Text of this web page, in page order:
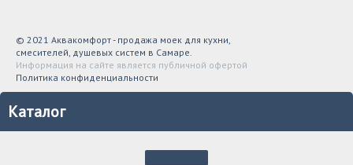
© 2021 Аквакомфорт - продажа моек для кухни,
смесителей, душевых систем в Самаре.
Информация на сайте является публичной офертой
Политика конфиденциальности
Каталог